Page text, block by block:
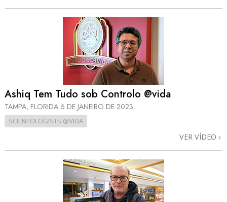
Ashiq Tem Tudo sob Controlo @vida
TAMPA, FLORIDA 6 DE JANEIRO DE 2023
SCIENTOLOGISTS @VIDA
VER VÍDEO